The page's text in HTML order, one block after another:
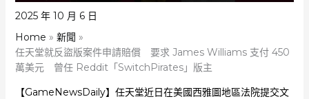
2025 年 10 月 6 日
Home
新聞
任天堂就反盜版案件申請賠償 要求 James Williams 支付 450
萬美元 曾任 Reddit「SwitchPirates」版主
【GameNewsDaily】任天堂近日在美國西雅圖地區法院提交文